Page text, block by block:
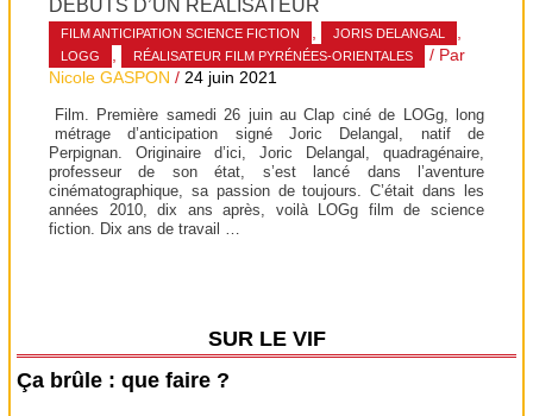
DÉBUTS D’UN RÉALISATEUR
FILM ANTICIPATION SCIENCE FICTION , JORIS DELANGAL ,
LOGG , RÉALISATEUR FILM PYRÉNÉES-ORIENTALES
/ Par
Nicole GASPON /24 juin 2021
Film. Première samedi 26 juin au Clap ciné de LOGg, long
métrage d’anticipation signé Joric Delangal, natif de
Perpignan. Originaire d’ici, Joric Delangal, quadragénaire,
professeur de son état, s’est lancé dans l’aventure
cinématographique, sa passion de toujours. C’était dans les
années 2010, dix ans après, voilà LOGg film de science
fiction. Dix ans de travail …
SUR LE VIF
Ça brûle : que faire ?